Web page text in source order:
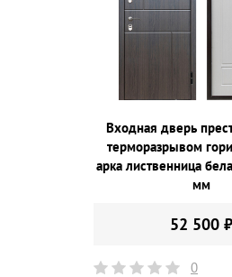
Входная дверь
терморазрывом
арка лиственница
мм
52 500 ₽
0